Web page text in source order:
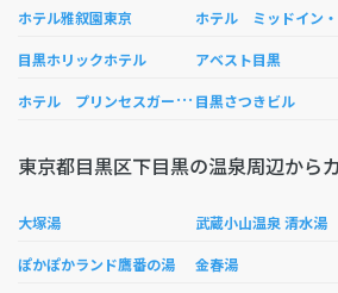
ホテル雅叙園東京
目黒ホリックホテル アベスト目黒
ホ
テル プリンセスガーデン 目黒さつきビル
東京都目黒区下目黒の温泉周辺から
大塚湯 武蔵小山温泉 清水湯
ぽかぽかランド鷹番の湯 金春湯